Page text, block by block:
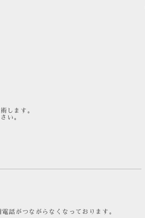
します。
い。
話がつながらなくなっております。